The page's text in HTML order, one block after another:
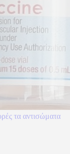
τα αντισώματα